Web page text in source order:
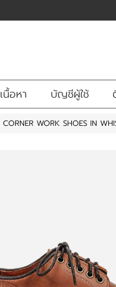
เนื้อหา บัญชีผู้ใช้
CORNER WORK SHOES IN